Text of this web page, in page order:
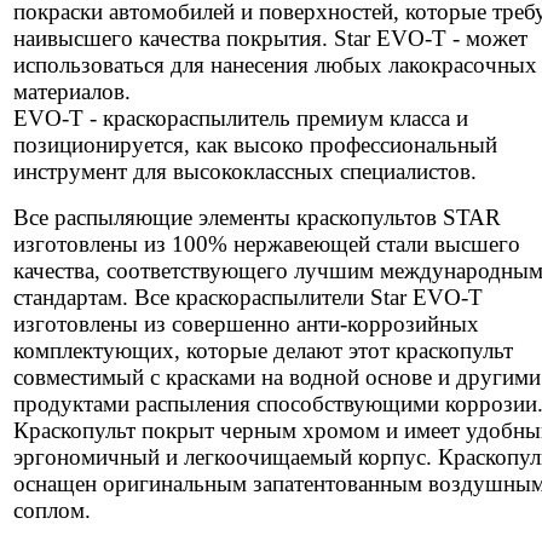
покраски автомобилей и поверхностей, которые
наивысшего качества покрытия. Star EVO-T - может
использоваться для нанесения любых лакокрасочных
материалов.
EVO-T - краскораспылитель премиум класса и
позиционируется, как высоко профессиональный
инструмент для высококлассных специалистов.
Все распыляющие элементы краскопультов STAR
изготовлены из 100% нержавеющей стали высшего
качества, соответствующего лучшим международным
стандартам. Все краскораспылители Star EVO-T
изготовлены из совершенно анти-коррозийных
комплектующих, которые делают этот краскопульт
совместимый с красками на водной основе и другими
продуктами распыления способствующими коррозии.
Краскопульт покрыт черным хромом и имеет
эргономичный и легкоочищаемый корпус.
оснащен оригинальным запатентованным
соплом.